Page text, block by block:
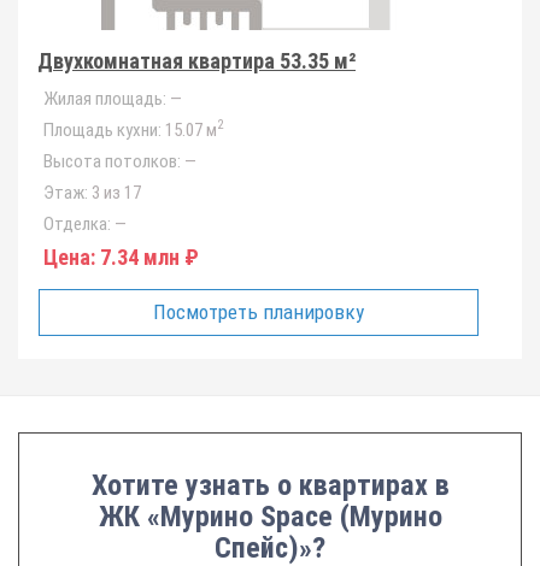
Двухкомнатная квартира 53.35 м²
Жилая площадь: —
Площадь кухни: 15.07 м2
Высота потолков: —
Этаж: 3 из 17
Отделка: —
Цена: 7.34 млн ₽
Посмотреть планировку
Хотите узнать о квартирах в
ЖК «Мурино Space (Мурино
Спейс)»?